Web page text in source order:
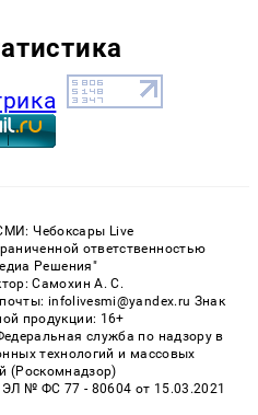
Чебоксары Live
ответственностью
Решения"
Самохин А. С.
infolivesmi@yandex.ru Знак
продукции: 16+
служба по надзору в
технологий и массовых
(Роскомнадзор)
№ ФС 77 - 80604 от 15.03.2021